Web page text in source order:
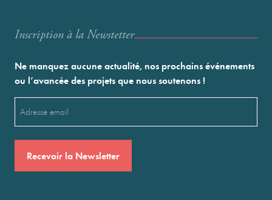
Inscription à la Newstetter
Ne manquez aucune actualité, nos prochains événements
ou l’avancée des projets que nous soutenons !
(Nécessaire)